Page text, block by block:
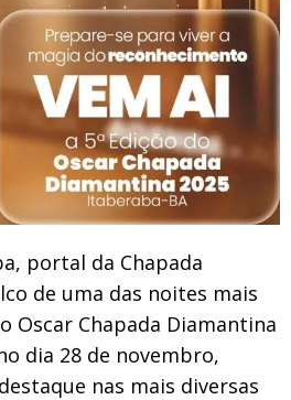
portal da Chapada
de uma das noites mais
Oscar Chapada Diamantina
dia 28 de novembro,
nas mais diversas